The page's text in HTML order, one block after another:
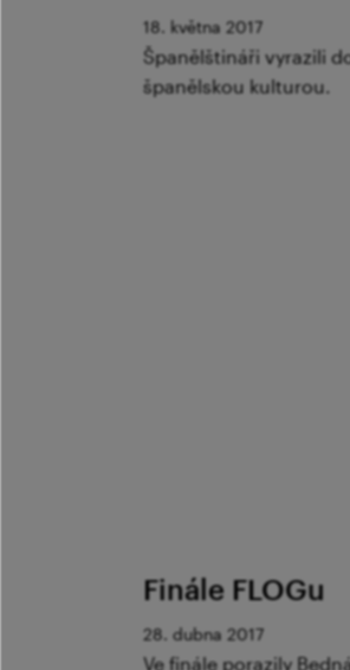
18. května 2017
Španělštináři vyrazili
španělskou kulturou.
Finále FLOGu
28. dubna 2017
Ve finále porazily